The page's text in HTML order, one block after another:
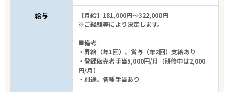
給与
【月給】181,000円～322,000円
※ご経験等により決定します。
■備考
・昇給（年1回）、賞与（年2回）支給あり
・登録販売者手当5,000円/月（研修中は2,000
円/月）
・別途、各種手当あり